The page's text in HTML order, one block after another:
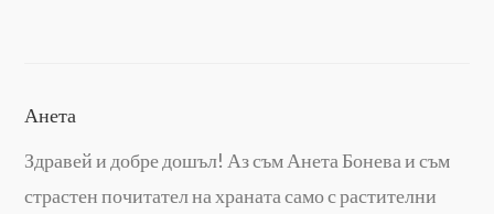
Анета
Здравей и добре дошъл! Аз съм Анета Бонева и съм
страстен почитател на храната само с растителни